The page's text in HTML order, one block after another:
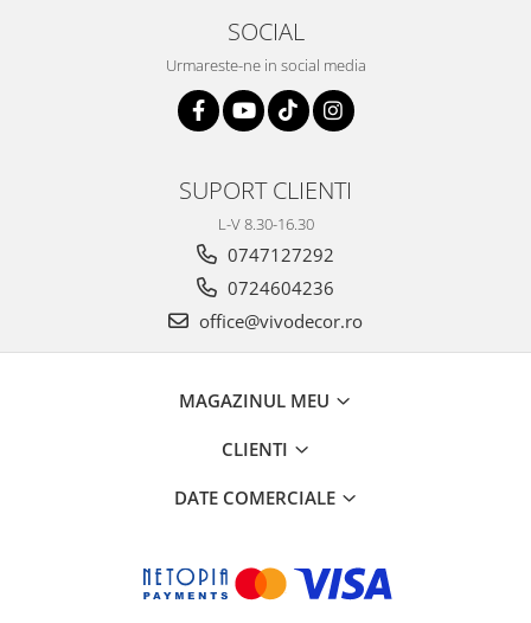
SOCIAL
Urmareste-ne in social media
SUPORT CLIENTI
L-V 8.30-16.30
0747127292
0724604236
office@vivodecor.ro
MAGAZINUL MEU
CLIENTI
DATE COMERCIALE